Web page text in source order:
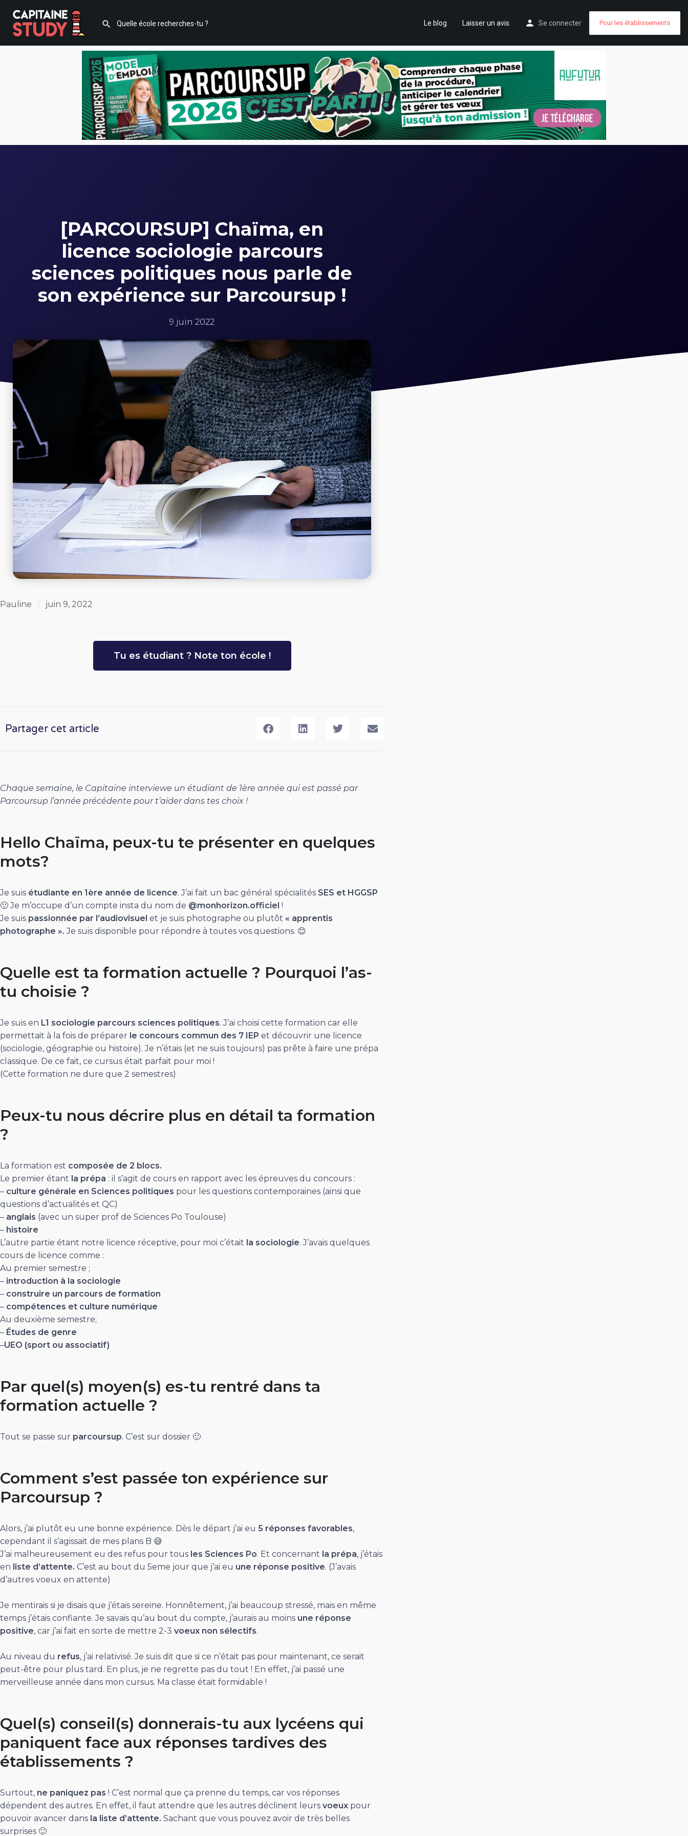
Le blog Laisser un avis Se connecter Pour les établissements
[PARCOURSUP] Chaïma, en
licence sociologie parcours
sciences politiques nous parle de
son expérience sur Parcoursup !
9 juin 2022
Pauline juin 9, 2022
Tu es étudiant ? Note ton école !
Partager cet article
Chaque semaine, le Capitaine interviewe un étudiant de 1ère année qui est passé par
Parcoursup l’année précédente pour t’aider dans tes choix !
Hello Chaïma, peux-tu te présenter en quelques
mots?
Je suis étudiante en 1ère année de licence. J’ai fait un bac général spécialités SES et HGGSP
🙂 Je m’occupe d’un compte insta du nom de @monhorizon.officiel !
Je suis passionnée par l’audiovisuel et je suis photographe ou plutôt « apprentis
photographe ». Je suis disponible pour répondre à toutes vos questions. 😊
Quelle est ta formation actuelle ? Pourquoi l’as-
tu choisie ?
Je suis en L1 sociologie parcours sciences politiques. J’ai choisi cette formation car elle
permettait à la fois de préparer le concours commun des 7 IEP et découvrir une licence
(sociologie, géographie ou histoire). Je n’étais (et ne suis toujours) pas prête à faire une prépa
classique. De ce fait, ce cursus était parfait pour moi !
(Cette formation ne dure que 2 semestres)
Peux-tu nous décrire plus en détail ta formation
?
La formation est composée de 2 blocs.
Le premier étant la prépa : il s’agit de cours en rapport avec les épreuves du concours :
– culture générale en Sciences politiques pour les questions contemporaines (ainsi que
questions d’actualités et QC)
– anglais (avec un super prof de Sciences Po Toulouse)
– histoire
L’autre partie étant notre licence réceptive, pour moi c’était la sociologie. J’avais quelques
cours de licence comme :
Au premier semestre ;
– introduction à la sociologie
– construire un parcours de formation
– compétences et culture numérique
Au deuxième semestre;
– Études de genre
–UEO (sport ou associatif)
Par quel(s) moyen(s) es-tu rentré dans ta
formation actuelle ?
Tout se passe sur parcoursup. C’est sur dossier 🙂
Comment s’est passée ton expérience sur
Parcoursup ?
Alors, j’ai plutôt eu une bonne expérience. Dès le départ j’ai eu 5 réponses favorables,
cependant il s’agissait de mes plans B 😅
J’ai malheureusement eu des refus pour tous les Sciences Po. Et concernant la prépa, j’étais
en liste d’attente. C’est au bout du 5eme jour que j’ai eu une réponse positive. (J’avais
d’autres voeux en attente)
Je mentirais si je disais que j’étais sereine. Honnêtement, j’ai beaucoup stressé, mais en même
temps j’étais confiante. Je savais qu’au bout du compte, j’aurais au moins une réponse
positive, car j’ai fait en sorte de mettre 2-3 voeux non sélectifs.
Au niveau du refus, j’ai relativisé. Je suis dit que si ce n’était pas pour maintenant, ce serait
peut-être pour plus tard. En plus, je ne regrette pas du tout ! En effet, j’ai passé une
merveilleuse année dans mon cursus. Ma classe était formidable !
Quel(s) conseil(s) donnerais-tu aux lycéens qui
paniquent face aux réponses tardives des
établissements ?
Surtout, ne paniquez pas ! C’est normal que ça prenne du temps, car vos réponses
dépendent des autres. En effet, il faut attendre que les autres déclinent leurs voeux pour
pouvoir avancer dans la liste d’attente. Sachant que vous pouvez avoir de très belles
surprises 🙂